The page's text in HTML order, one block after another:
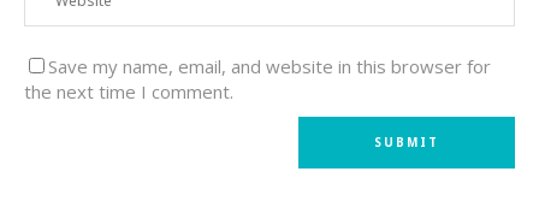
Save my name, email, and website in this browser for
the next time I comment.